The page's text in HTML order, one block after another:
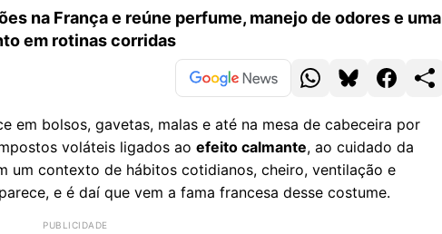
na França e reúne perfume, manejo de odores e uma
em rotinas corridas
em bolsos, gavetas, malas e até na mesa de cabeceira por
voláteis ligados ao efeito calmante, ao cuidado da
um contexto de hábitos cotidianos, cheiro, ventilação e
e é daí que vem a fama francesa desse costume.